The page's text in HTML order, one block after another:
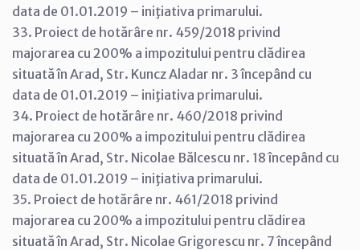
data de 01.01.2019 – iniţiativa primarului.
33. Proiect de hotărâre nr. 459/2018 privind
majorarea cu 200% a impozitului pentru clădirea
situată în Arad, Str. Kuncz Aladar nr. 3 începând cu
data de 01.01.2019 – iniţiativa primarului.
34. Proiect de hotărâre nr. 460/2018 privind
majorarea cu 200% a impozitului pentru clădirea
situată în Arad, Str. Nicolae Bălcescu nr. 18 începând cu
data de 01.01.2019 – iniţiativa primarului.
35. Proiect de hotărâre nr. 461/2018 privind
majorarea cu 200% a impozitului pentru clădirea
situată în Arad, Str. Nicolae Grigorescu nr. 7 începând